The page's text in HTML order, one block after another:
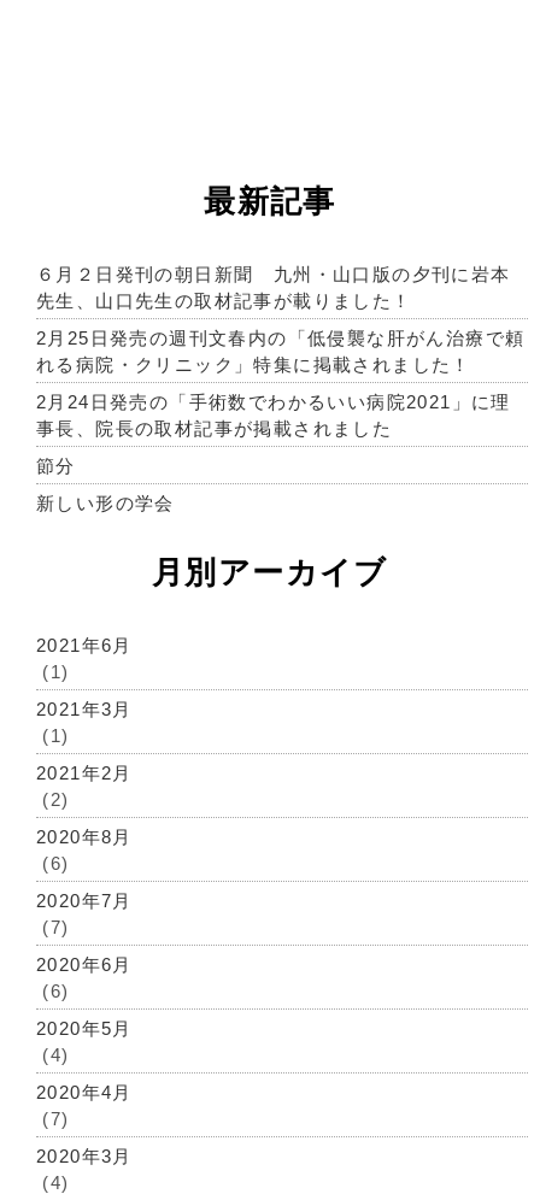
最新記事
６月２日発刊の朝日新聞 九州・山口版の夕刊に岩本
先生、山口先生の取材記事が載りました！
2月25日発売の週刊文春内の「低侵襲な肝がん治療で頼
れる病院・クリニック」特集に掲載されました！
2月24日発売の「手術数でわかるいい病院2021」に理
事長、院長の取材記事が掲載されました
節分
新しい形の学会
月別アーカイブ
2021年6月
(1)
2021年3月
(1)
2021年2月
(2)
2020年8月
(6)
2020年7月
(7)
2020年6月
(6)
2020年5月
(4)
2020年4月
(7)
2020年3月
(4)